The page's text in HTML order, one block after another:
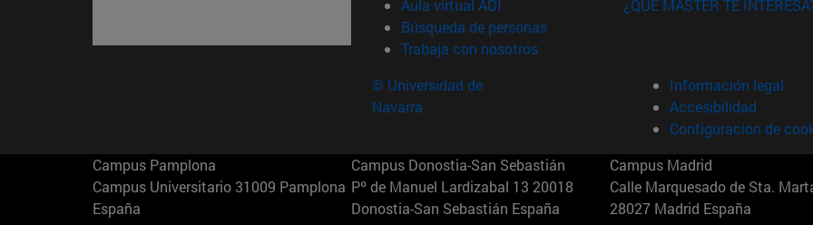
Aula virtual ADI (abre en nueva ventana)
Búsqueda de personas(abre en nueva ventana)
Trabaja con nosotros(abre en nueva ventana)
¿QUÉ MÁSTER TE
© Universidad de
Navarra
Información legal
Accesibilidad
Configuración de
Campus Pamplona
Campus Universitario 31009 Pamplona
España
Campus Donostia-San Sebastián
Pº de Manuel Lardizabal 13 20018
Donostia-San Sebastián España
Campus Madrid
Calle Marquesado de Sta.
28027 Madrid España